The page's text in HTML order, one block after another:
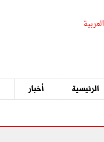
العربية
الرئيسية أخبار